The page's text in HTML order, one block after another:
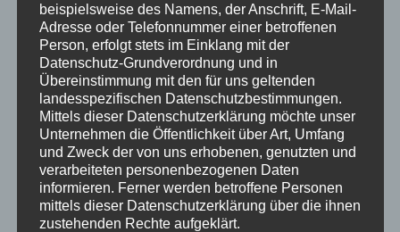
So wird aus diesem Zitat nicht nur ein Gedanke,
sondern ein Wegweiser:
Das Staunen kehrt zurück, sobald wir bereit
sind, es wieder zu üben.
Ich wünsche eine zufriedene und erfolgreiche
neue Woche!
beispielsweise des Namens, der Anschrift, E-Mail-
Adresse oder Telefonnummer einer betroffenen
Person, erfolgt stets im Einklang mit der
Datenschutz-Grundverordnung und in
Übereinstimmung mit den für uns geltenden
landesspezifischen Datenschutzbestimmungen.
Mittels dieser Datenschutzerklärung möchte unser
Unternehmen die Öffentlichkeit über Art, Umfang
und Zweck der von uns erhobenen, genutzten und
verarbeiteten personenbezogenen Daten
informieren. Ferner werden betroffene Personen
mittels dieser Datenschutzerklärung über die ihnen
zustehenden Rechte aufgeklärt.